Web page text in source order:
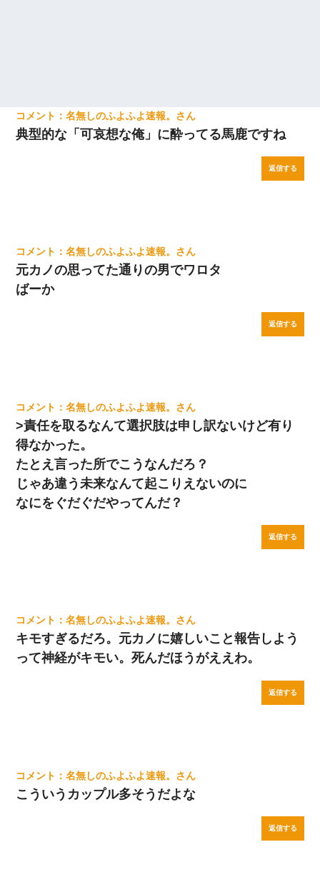
名無しのふよふよ速報。
典型的な「可哀想な俺」に酔ってる馬鹿ですね
返信する
名無しのふよふよ速報。
元カノの思ってた通りの男でワロタ
ばーか
返信する
名無しのふよふよ速報。
>責任を取るなんて選択肢は申し訳ないけど有り
得なかった。
たとえ言った所でこうなんだろ？
じゃあ違う未来なんて起こりえないのに
なにをぐだぐだやってんだ？
返信する
名無しのふよふよ速報。
キモすぎるだろ。元カノに嬉しいこと報告しよう
って神経がキモい。死んだほうがええわ。
返信する
名無しのふよふよ速報。
こういうカップル多そうだよな
返信する